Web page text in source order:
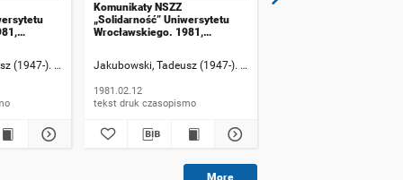
(1947-). Rzecznik informacji
Komunikaty NSZZ
„Solidarność” Uniwersytetu
Wrocławskiego. 1981,
Jakubowski, Tadeusz (1947-). Rzecznik informacji
1981.02.12
tekst druk czasopismo
More